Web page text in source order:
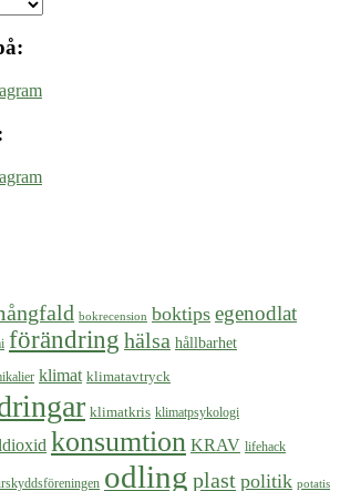
bokrecension boktips egenodlat
förändring hälsa hållbarhet
klimat klimatavtryck
klimatkris klimatpsykologi
konsumtion KRAV lifehack
odling plast politik potatis